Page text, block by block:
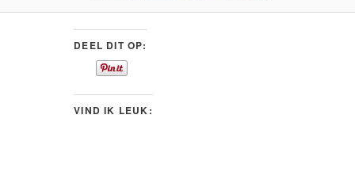
DEEL DIT OP:
VIND IK LEUK: